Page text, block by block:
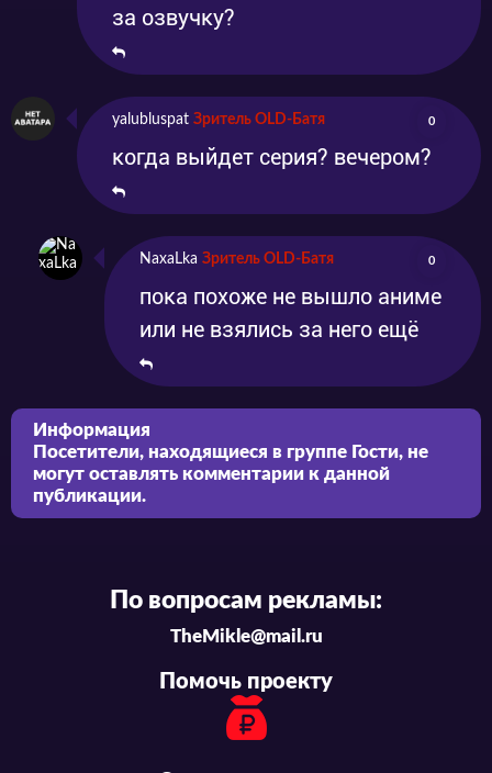
за озвучку?
yalubluspat Зритель OLD-Батя 0
когда выйдет серия? вечером?
NaxaLka Зритель OLD-Батя 0
пока похоже не вышло аниме
или не взялись за него ещё
Информация
Посетители, находящиеся в группе Гости, не
могут оставлять комментарии к данной
публикации.
По вопросам рекламы:
TheMikle@mail.ru
Помочь проекту